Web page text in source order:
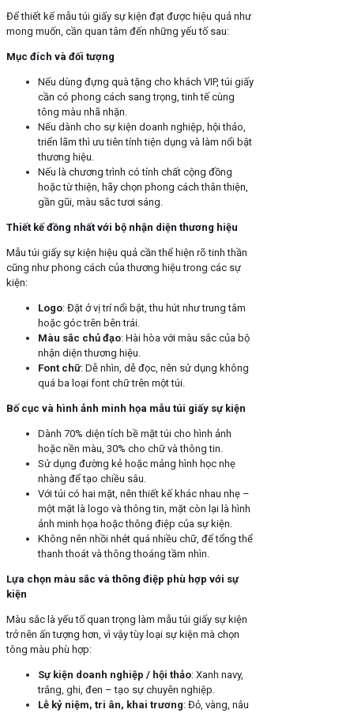
Để thiết kế mẫu túi giấy sự kiện đạt được hiệu quả như
mong muốn, cần quan tâm đến những yếu tố sau:
Mục đích và đối tượng
Nếu dùng đựng quà tặng cho khách VIP, túi giấy
cần có phong cách sang trọng, tinh tế cùng
tông màu nhã nhặn.
Nếu dành cho sự kiện doanh nghiệp, hội thảo,
triển lãm thì ưu tiên tính tiện dụng và làm nổi bật
thương hiệu.
Nếu là chương trình có tính chất cộng đồng
hoặc từ thiện, hãy chọn phong cách thân thiện,
gần gũi, màu sắc tươi sáng.
Thiết kế đồng nhất với bộ nhận diện thương hiệu
Mẫu túi giấy sự kiện hiệu quả cần thể hiện rõ tinh thần
cũng như phong cách của thương hiệu trong các sự
kiện:
Logo: Đặt ở vị trí nổi bật, thu hút như trung tâm
hoặc góc trên bên trái.
Màu sắc chủ đạo: Hài hòa với màu sắc của bộ
nhận diện thương hiệu.
Font chữ: Dễ nhìn, dễ đọc, nên sử dụng không
quá ba loại font chữ trên một túi.
Bố cục và hình ảnh minh họa mẫu túi giấy sự kiện
Dành 70% diện tích bề mặt túi cho hình ảnh
hoặc nền màu, 30% cho chữ và thông tin.
Sử dụng đường kẻ hoặc mảng hình học nhẹ
nhàng để tạo chiều sâu.
Với túi có hai mặt, nên thiết kế khác nhau nhẹ –
một mặt là logo và thông tin, mặt còn lại là hình
ảnh minh họa hoặc thông điệp của sự kiện.
Không nên nhồi nhét quá nhiều chữ, để tổng thể
thanh thoát và thông thoáng tầm nhìn.
Lựa chọn màu sắc và thông điệp phù hợp với sự
kiện
Màu sắc là yếu tố quan trọng làm mẫu túi giấy sự kiện
trở nên ấn tượng hơn, vì vậy tùy loại sự kiện mà chọn
tông màu phù hợp:
Sự kiện doanh nghiệp / hội thảo: Xanh navy,
trắng, ghi, đen – tạo sự chuyên nghiệp.
Lễ kỷ niệm, tri ân, khai trương: Đỏ, vàng, nâu